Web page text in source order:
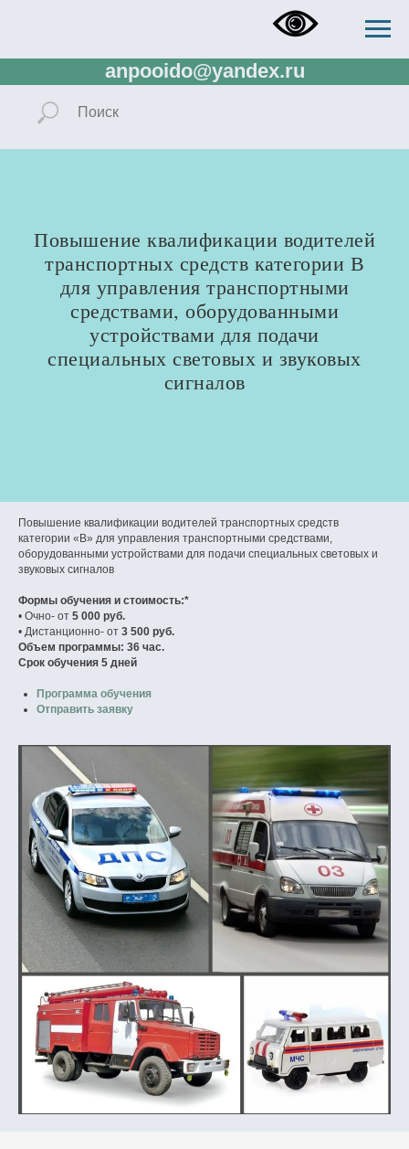
+73433832673, +73433288138,
+79321137807, rector.ido@gmail.com,
anpooido@yandex.ru
Повышение квалификации водителей
транспортных средств категории В
для управления транспортными
средствами, оборудованными
устройствами для подачи
специальных световых и звуковых
сигналов
Повышение квалификации водителей транспортных средств
категории «В» для управления транспортными средствами,
оборудованными устройствами для подачи специальных световых и
звуковых сигналов
Формы обучения и стоимость:*
• Очно- от 5 000 руб.
• Дистанционно- от 3 500 руб.
Объем программы: 36 час.
Срок обучения 5 дней
Программа обучения
Отправить заявку